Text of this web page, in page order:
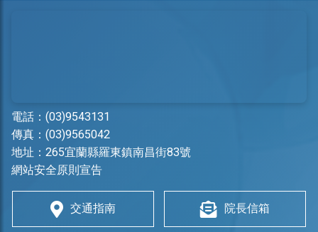
電話： (03)9543131
傳真：(03)9565042
地址： 265宜蘭縣羅東鎮南昌街83號
網站安全原則宣告
交通指南 院長信箱